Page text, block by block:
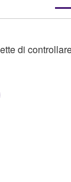
di